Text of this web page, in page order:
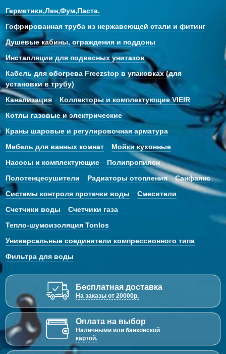
Герметики,Лен,Фум,Паста.
Гофрированная труба из нержавеющей стали и фитинг
Душевые кабины, ограждения и поддоны
Инсталляции для подвесных унитазов
Кабель для обогрева Freezstop в упаковках (для
установки в трубу)
Канализация
Коллекторы и комплектующие VIEIR
Котлы газовые и электрические
Краны шаровые и регулировочная арматура
Мебель для ванных комнат
Мойки кухонные
Насосы и комплектующие
Полипропилен
Полотенцесушители
Радиаторы отопления
Санфаянс
Системы контроля протечки воды
Смесители
Счетчики воды
Счетчики газа
Тепло-шумоизоляция Tonlos
Универсальные соединители компрессионного типа
Фильтра для воды
Бесплатная доставка
На заказы от 20000р.
Оплата на выбор
Наличными или банковской
картой.